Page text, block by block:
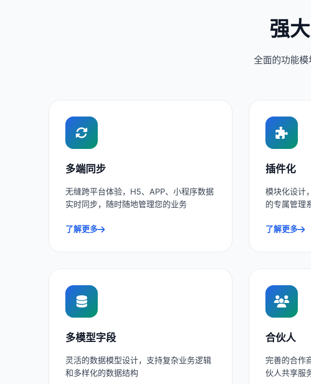
强
全面的功能
多端同步
无缝跨平台体验，H5、APP、小程序数据
实时同步，随时随地管理您的业务
了解更多
插件化
模块化设计
的专属管理
了解更多
多模型字段
灵活的数据模型设计，支持复杂业务逻辑
和多样化的数据结构
合伙人
完善的合作
伙人共享服